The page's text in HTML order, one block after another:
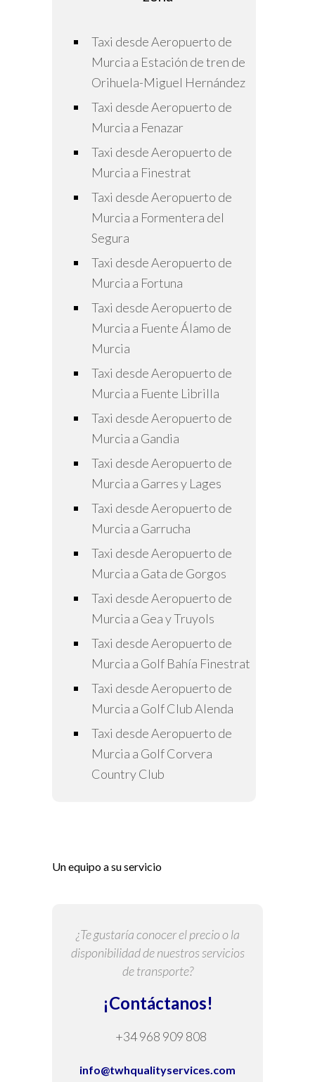
Taxi desde Aeropuerto de
Murcia a Estación de tren de
Orihuela-Miguel Hernández
Taxi desde Aeropuerto de
Murcia a Fenazar
Taxi desde Aeropuerto de
Murcia a Finestrat
Taxi desde Aeropuerto de
Murcia a Formentera del
Segura
Taxi desde Aeropuerto de
Murcia a Fortuna
Taxi desde Aeropuerto de
Murcia a Fuente Álamo de
Murcia
Taxi desde Aeropuerto de
Murcia a Fuente Librilla
Taxi desde Aeropuerto de
Murcia a Gandia
Taxi desde Aeropuerto de
Murcia a Garres y Lages
Taxi desde Aeropuerto de
Murcia a Garrucha
Taxi desde Aeropuerto de
Murcia a Gata de Gorgos
Taxi desde Aeropuerto de
Murcia a Gea y Truyols
Taxi desde Aeropuerto de
Murcia a Golf Bahía Finestrat
Taxi desde Aeropuerto de
Murcia a Golf Club Alenda
Taxi desde Aeropuerto de
Murcia a Golf Corvera
Country Club
Un equipo a su servicio
¿Te gustaría conocer el precio o la
disponibilidad de nuestros servicios
de transporte?
¡Contáctanos!
+34 968 909 808
info@twhqualityservices.com